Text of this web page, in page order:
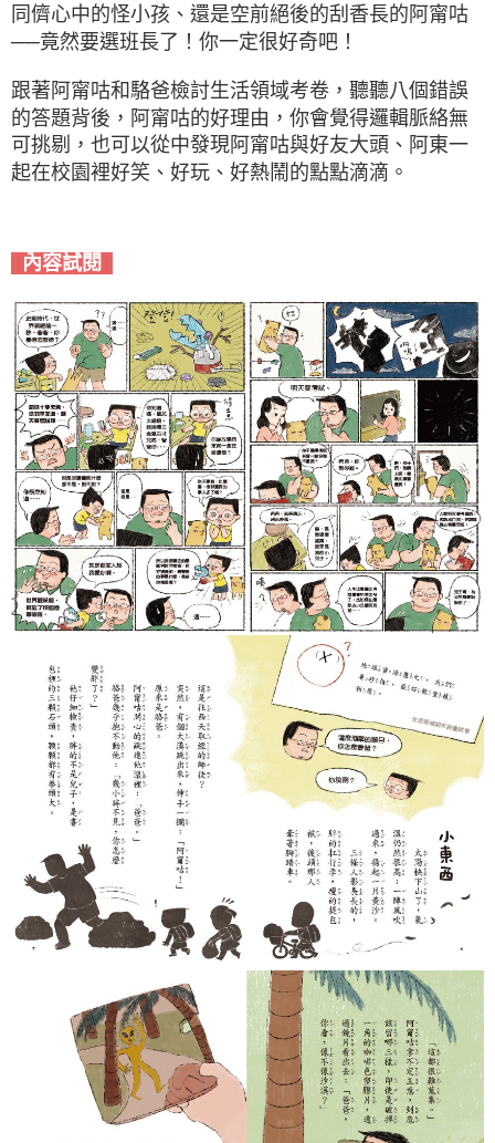
同儕心中的怪小孩、還是空前絕後的刮香長的阿甯咕
──竟然要選班長了！你一定很好奇吧！
跟著阿甯咕和駱爸檢討生活領域考卷，聽聽八個錯誤
的答題背後，阿甯咕的好理由，你會覺得邏輯脈絡無
可挑剔，也可以從中發現阿甯咕與好友大頭、阿東一
起在校園裡好笑、好玩、好熱鬧的點點滴滴。
內容試閱